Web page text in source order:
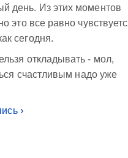
день. Из этих моментов
это все равно
сегодня.
откладывать - мол,
счастливым надо уже
›